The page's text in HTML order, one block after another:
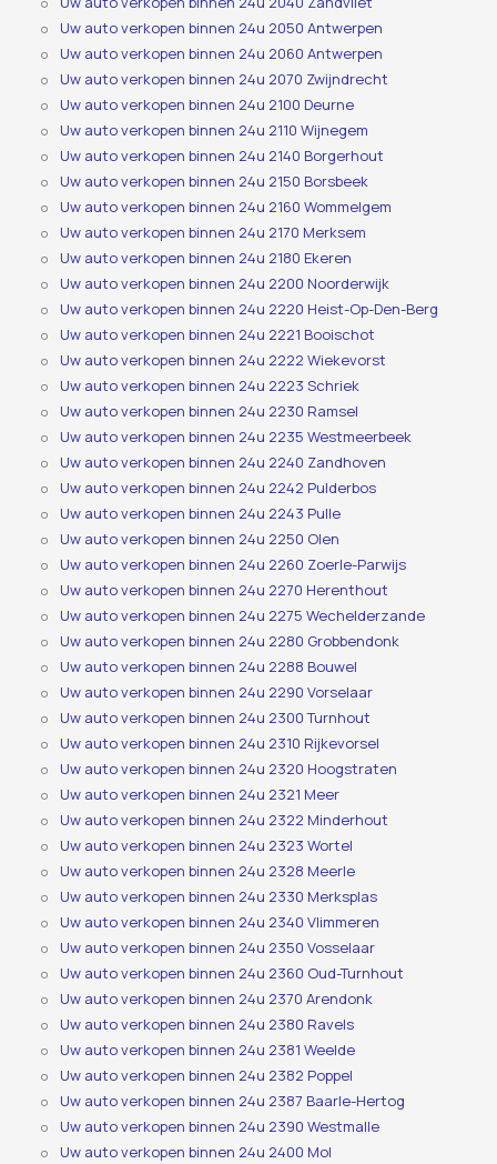
Uw auto verkopen binnen 24u 2050 Antwerpen
Uw auto verkopen binnen 24u 2060 Antwerpen
Uw auto verkopen binnen 24u 2070 Zwijndrecht
Uw auto verkopen binnen 24u 2100 Deurne
Uw auto verkopen binnen 24u 2110 Wijnegem
Uw auto verkopen binnen 24u 2140 Borgerhout
Uw auto verkopen binnen 24u 2150 Borsbeek
Uw auto verkopen binnen 24u 2160 Wommelgem
Uw auto verkopen binnen 24u 2170 Merksem
Uw auto verkopen binnen 24u 2180 Ekeren
Uw auto verkopen binnen 24u 2200 Noorderwijk
Uw auto verkopen binnen 24u 2220 Heist-Op-Den-Berg
Uw auto verkopen binnen 24u 2221 Booischot
Uw auto verkopen binnen 24u 2222 Wiekevorst
Uw auto verkopen binnen 24u 2223 Schriek
Uw auto verkopen binnen 24u 2230 Ramsel
Uw auto verkopen binnen 24u 2235 Westmeerbeek
Uw auto verkopen binnen 24u 2240 Zandhoven
Uw auto verkopen binnen 24u 2242 Pulderbos
Uw auto verkopen binnen 24u 2243 Pulle
Uw auto verkopen binnen 24u 2250 Olen
Uw auto verkopen binnen 24u 2260 Zoerle-Parwijs
Uw auto verkopen binnen 24u 2270 Herenthout
Uw auto verkopen binnen 24u 2275 Wechelderzande
Uw auto verkopen binnen 24u 2280 Grobbendonk
Uw auto verkopen binnen 24u 2288 Bouwel
Uw auto verkopen binnen 24u 2290 Vorselaar
Uw auto verkopen binnen 24u 2300 Turnhout
Uw auto verkopen binnen 24u 2310 Rijkevorsel
Uw auto verkopen binnen 24u 2320 Hoogstraten
Uw auto verkopen binnen 24u 2321 Meer
Uw auto verkopen binnen 24u 2322 Minderhout
Uw auto verkopen binnen 24u 2323 Wortel
Uw auto verkopen binnen 24u 2328 Meerle
Uw auto verkopen binnen 24u 2330 Merksplas
Uw auto verkopen binnen 24u 2340 Vlimmeren
Uw auto verkopen binnen 24u 2350 Vosselaar
Uw auto verkopen binnen 24u 2360 Oud-Turnhout
Uw auto verkopen binnen 24u 2370 Arendonk
Uw auto verkopen binnen 24u 2380 Ravels
Uw auto verkopen binnen 24u 2381 Weelde
Uw auto verkopen binnen 24u 2382 Poppel
Uw auto verkopen binnen 24u 2387 Baarle-Hertog
Uw auto verkopen binnen 24u 2390 Westmalle
Uw auto verkopen binnen 24u 2400 Mol